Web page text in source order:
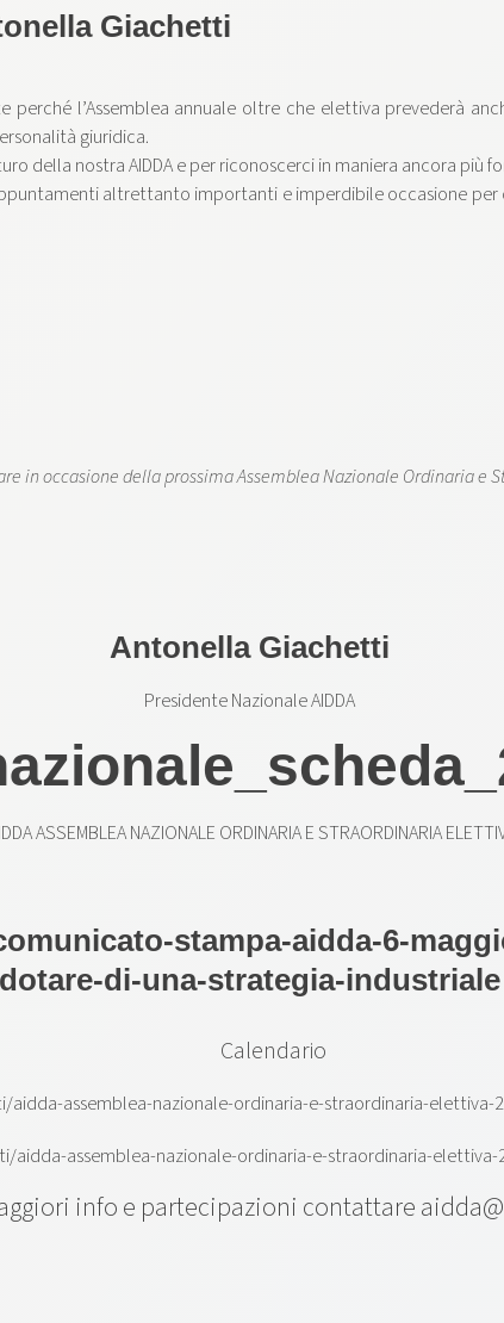
Giachetti
l’Assemblea annuale oltre che elettiva prevederà
giuridica.
della nostra AIDDA e per riconoscerci in maniera ancora più
altrettanto importanti e imperdibile occasione
in occasione della prossima Assemblea Nazionale Ordinaria e
Antonella Giachetti
Presidente Nazionale AIDDA
ASSEMBLEA NAZIONALE ORDINARIA E STRAORDINARIA
stampa-aidda-6-
dotare-di-una-strategia-industriale
Calendario
assemblea-nazionale-ordinaria-e-straordinaria-elettiva-
assemblea-nazionale-ordinaria-e-straordinaria-
info e partecipazioni contattare